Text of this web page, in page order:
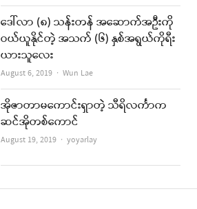
ဒေါ်လာ (၈) သန်းတန် အဆောက်အဦးကို
ဝယ်ယူနိုင်တဲ့ အသက် (၆) နှစ်အရွယ်ကိုရီး
ယားသူလေး
August 6, 2019 Author
Wun Lae
အိုဇာတာမကောင်းရှာတဲ့ သီရိလင်္ကာက
ဆင်အိုတစ်ကောင်
August 19, 2019 Author
yoyarlay